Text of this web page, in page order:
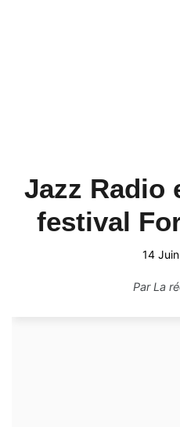
Jazz Radio
festival
14
ParLa